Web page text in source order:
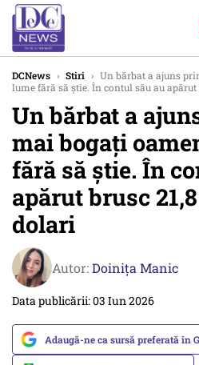
DCNews › Stiri › Un bărbat a ajuns
lume fără să știe. În contul său au
Un bărbat a
mai bogați
fără să știe. În
apărut brusc
dolari
Autor:Doinița Manic
Data publicării: 03 Iun 2026
Adaugă-ne ca sursă preferată în